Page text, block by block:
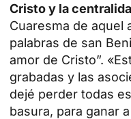
Cristo y la
Cuaresma de aquel
palabras de san
amor de Cristo”.
grabadas y las
dejé perder todas
basura, para ganar